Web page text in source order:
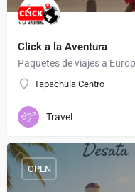
Click a la Aventura
Paquetes de viajes a
Tapachula Centro
Travel
OPEN